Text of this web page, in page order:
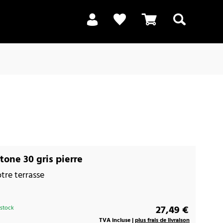
30 gris pierre
terrasse
27,49 €
TVA incluse |plus frais de livraison